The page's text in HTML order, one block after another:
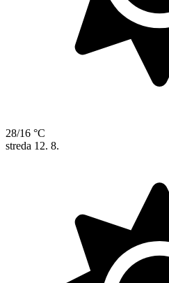
28/16 °C
streda 12. 8.